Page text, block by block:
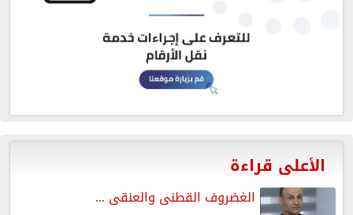
الأعلى قراءة
الغضروف القطنى والعنقى ...